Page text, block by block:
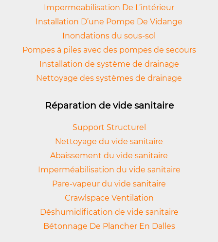
Impermeabilisation De L’intérieur
Installation D’une Pompe De Vidange
Inondations du sous-sol
Pompes à piles avec des pompes de secours
Installation de système de drainage
Nettoyage des systèmes de drainage
Réparation de vide sanitaire
Support Structurel
Nettoyage du vide sanitaire
Abaissement du vide sanitaire
Imperméabilisation du vide sanitaire
Pare-vapeur du vide sanitaire
Crawlspace Ventilation
Déshumidification de vide sanitaire
Bétonnage De Plancher En Dalles